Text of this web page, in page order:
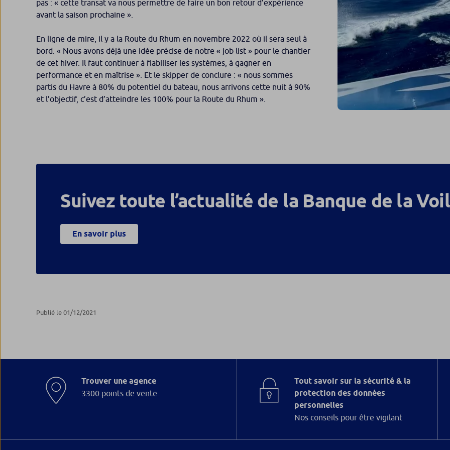
pas : « cette transat va nous permettre de faire un bon retour d’expérience
avant la saison prochaine »
En ligne de mire, il y a la Route du Rhum en novembre 2022 où il sera seul à
bord. « Nous avons déjà une idée précise de notre « job list » pour le chantier
de cet hiver. Il faut continuer à fiabiliser les systèmes, à gagner en
performance et en maîtrise » . Et le skipper de conclure : « nous sommes
partis du Havre à 80% du potentiel du bateau, nous arrivons cette nuit à 90%
et l’objectif, c’est d’atteindre les 100% pour la Route du Rhum ».
Suivez toute l’actualité de la Banque de la
En savoir plus
Publié le 01/12/2021
Trouver une agence
3300 points de vente
Tout savoir sur la sécurité & la
protection des données
personnelles
Nos conseils pour être vigilant